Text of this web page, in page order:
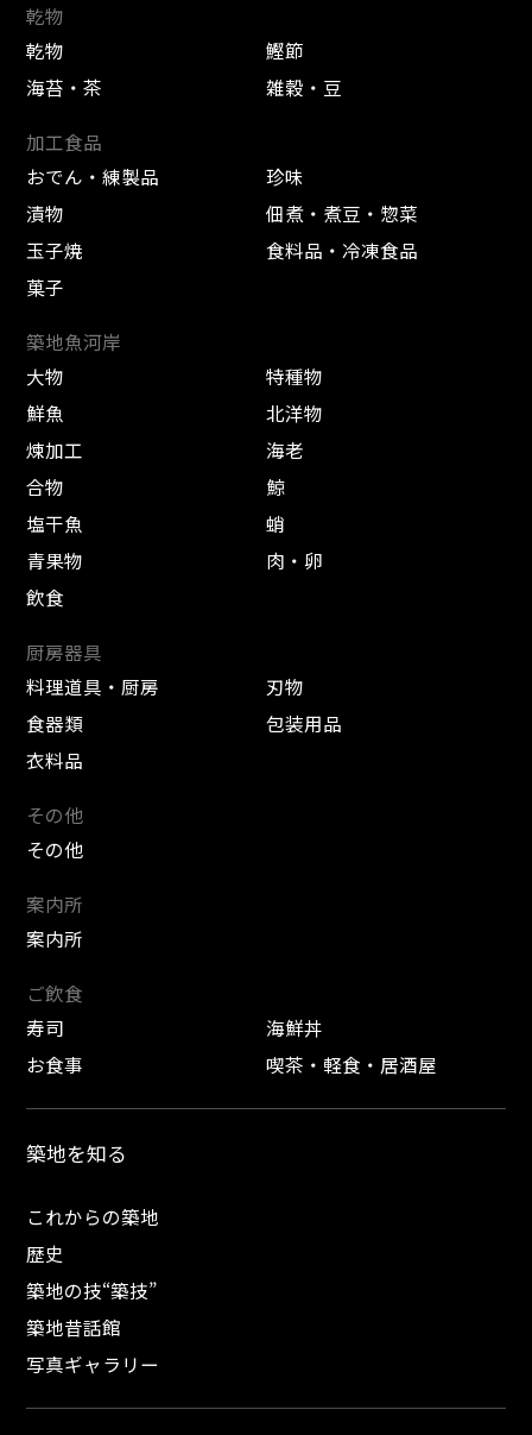
乾物
乾物
鰹節
海苔・茶
雑穀・豆
加工食品
おでん・練製品
珍味
漬物
佃煮・煮豆・惣菜
玉子焼
食料品・冷凍食品
菓子
築地魚河岸
大物
特種物
鮮魚
北洋物
煉加工
海老
合物
鯨
塩干魚
蛸
青果物
肉・卵
飲食
厨房器具
料理道具・厨房
刃物
食器類
包装用品
衣料品
その他
その他
案内所
案内所
ご飲食
寿司
海鮮丼
お食事
喫茶・軽食・居酒屋
築地を知る
これからの築地
歴史
築地の技“築技”
築地昔話館
写真ギャラリー